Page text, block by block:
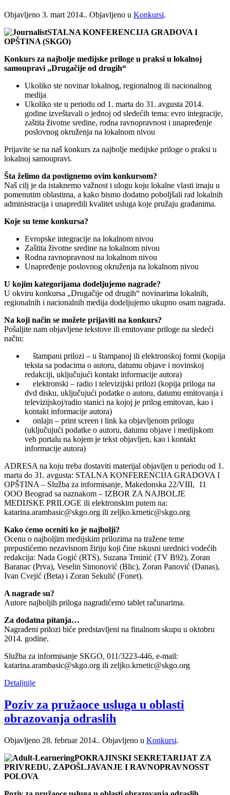
Objavljeno 3. mart 2014.. Objavljeno u Konkursi.
STALNA KONFERENCIJA GRADOVA I
OPŠTINA (SKGO)
Konkurs za najbolje medijske priloge u praksi u lokalnoj
samoupravi „Drugačije od drugih“
Ukoliko ste novinar lokalnog, regionalnog ili nacionalnog
medija
Ukoliko ste u periodu od 1. marta do 31. avgusta 2014.
godine izveštavali o jednoj od sledećih tema: evro integracije,
zaštita životne sredine, rodna ravnopravnost i unapređenje
poslovnog okruženja na lokalnom nivou
Prijavite se na naš konkurs za najbolje medijske priloge o praksi u
lokalnoj samoupravi.
Šta želimo da postignemo ovim konkursom?
Naš cilj je da istaknemo važnost i ulogu koju lokalne vlasti imaju u
pomenutim oblastima, a kako bismo dodatno poboljšali rad lokalnih
administracija i unapredili kvalitet usluga koje pružaju građanima.
Koje su teme konkursa?
Evropske integracije na lokalnom nivou
Zaštita životne sredine na lokalnom nivou
Rodna ravnopravnost na lokalnom nivou
Unapređenje poslovnog okruženja na lokalnom nivou
U kojim kategorijama dodeljujemo nagrade?
U okviru konkursa „Drugačije od drugih“ novinarima lokalnih,
regionalnih i nacionalnih medija dodeljujemo ukupno osam nagrada.
Na koji način se možete prijaviti na konkurs?
Pošaljite nam objavljene tekstove ili emitovane priloge na sledeći
način:
štampani prilozi – u štampanoj ili elektronskoj formi (kopija
teksta sa podacima o autoru, datumu objave i novinskoj
redakciji, uključujući kontakt informacije autora)
elektronski – radio i televizijski prilozi (kopija priloga na
dvd disku, uključujući podatke o autoru, datumu emitovanja i
televizijskoj/radio stanici na kojoj je prilog emitovan, kao i
kontakt informacije autora)
onlajn – print screen i link ka objavljenom prilogu
(uključujući podatke o autoru, datumu objave i medijskom
veb portalu na kojem je tekst objavljen, kao i kontakt
informacije autora)
ADRESA na koju treba dostaviti materijal objavljen u periodu od 1.
marta do 31. avgusta: STALNA KONFERENCIJA GRADOVA I
OPŠTINA – Služba za informisanje, Makedonska 22/VIII, 11
OOO Beograd sa naznakom – IZBOR ZA NAJBOLJE
MEDIJSKE PRILOGE ili elektronskim putem na:
katarina.arambasic@skgo.org ili zeljko.krnetic@skgo.org
Kako ćemo oceniti ko je najbolji?
Ocenu o najboljim medijskim prilozima na tražene teme
prepustićemo nezavisnom žiriju koji čine iskusni urednici vodećih
redakcija: Nada Gogić (RTS), Suzana Trninić (TV B92), Zoran
Baranac (Prva), Veselin Simonović (Blic), Zoran Panović (Danas),
Ivan Cvejić (Beta) i Zoran Sekulić (Fonet).
A nagrade su?
Autore najboljih priloga nagradićemo tablet računarima.
Za dodatna pitanja…
Nagrađeni prilozi biće predstavljeni na finalnom skupu u oktobru
2014. godine.
Služba za informisanje SKGO, 011/3223-446, e-mail:
katarina.arambasic@skgo.org ili zeljko.krnetic@skgo.org
Detaljnije
Poziv za pružaoce usluga u oblasti
obrazovanja odraslih
Objavljeno 28. februar 2014.. Objavljeno u Konkursi.
POKRAJINSKI SEKRETARIJAT ZA
PRIVREDU, ZAPOŠLJAVANJE I RAVNOPRAVNOSST
POLOVA